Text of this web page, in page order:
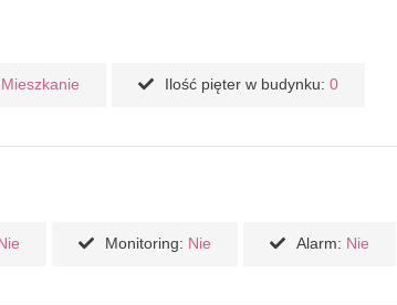
Mieszkanie Ilość pięter w budynku: 0
Monitoring: Nie Alarm: Nie